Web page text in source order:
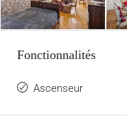
Fonctionnalités
Ascenseur